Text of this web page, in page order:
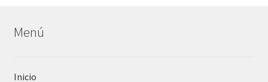
Menú
Inicio